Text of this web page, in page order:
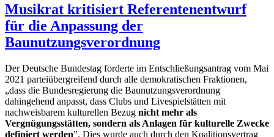
Musikrat kritisiert Referentenentwurf
für die Anpassung der
Baunutzungsverordnung
Der Deutsche Bundestag forderte im Entschließungsantrag vom Mai
2021 parteiübergreifend durch alle demokratischen Fraktionen,
„dass die Bundesregierung die Baunutzungsverordnung
dahingehend anpasst, dass Clubs und Livespielstätten mit
nachweisbarem kulturellen Bezug nicht mehr als
Vergnügungsstätten, sondern als Anlagen für kulturelle Zwecke
definiert werden”. Dies wurde auch durch den Koalitionsvertrag